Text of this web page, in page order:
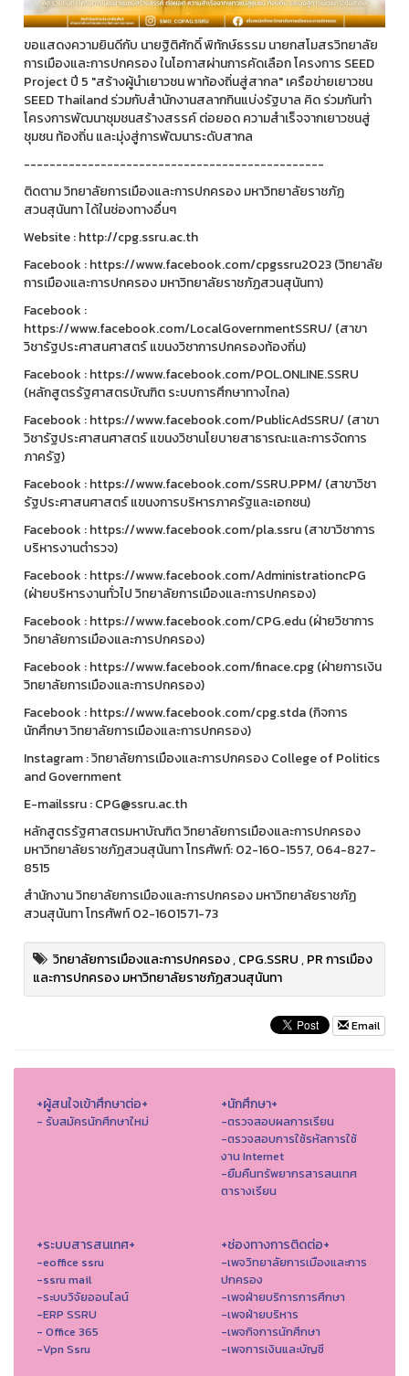
ขอแสดงความยินดีกับ นายฐิติศักดิ์ พิทักษ์ธรรม นายกสโมสรวิทยาลัย
การเมืองและการปกครอง ในโอกาสผ่านการคัดเลือก โครงการ SEED
Project ปี 5 "สร้างผู้นำเยาวชน พาท้องถิ่นสู่สากล" เครือข่ายเยาวชน
SEED Thailand ร่วมกับสำนักงานสลากกินแบ่งรัฐบาล คิด ร่วมกันทำ
โครงการพัฒนาชุมชนสร้างสรรค์ ต่อยอด ความสำเร็จจากเยาวชนสู่
ชุมชน ท้องถิ่น และมุ่งสู่การพัฒนาระดับสากล
-----------------------------------------------
ติดตาม วิทยาลัยการเมืองและการปกครอง มหาวิทยาลัยราชภัฏ
สวนสุนันทา ได้ในช่องทางอื่นๆ
Website : http://cpg.ssru.ac.th
Facebook : https://www.facebook.com/cpgssru2023 (วิทยาลัย
การเมืองและการปกครอง มหาวิทยาลัยราชภัฏสวนสุนันทา)
Facebook :
https://www.facebook.com/LocalGovernmentSSRU/ (สาขา
วิชารัฐประศาสนศาสตร์ แขนงวิชาการปกครองท้องถิ่น)
Facebook : https://www.facebook.com/POL.ONLINE.SSRU
(หลักสูตรรัฐศาสตรบัณฑิต ระบบการศึกษาทางไกล)
Facebook : https://www.facebook.com/PublicAdSSRU/ (สาขา
วิชารัฐประศาสนศาสตร์ แขนงวิชานโยบายสาธารณะและการจัดการ
ภาครัฐ)
Facebook : https://www.facebook.com/SSRU.PPM/ (สาขาวิชา
รัฐประศาสนศาสตร์ แขนงการบริหารภาครัฐและเอกชน)
Facebook : https://www.facebook.com/pla.ssru (สาขาวิชาการ
บริหารงานตำรวจ)
Facebook : https://www.facebook.com/AdministrationcPG
(ฝ่ายบริหารงานทั่วไป วิทยาลัยการเมืองและการปกครอง)
Facebook : https://www.facebook.com/CPG.edu (ฝ่ายวิชาการ
วิทยาลัยการเมืองและการปกครอง)
Facebook : https://www.facebook.com/finace.cpg (ฝ่ายการเงิน
วิทยาลัยการเมืองและการปกครอง)
Facebook : https://www.facebook.com/cpg.stda (กิจการ
นักศึกษา วิทยาลัยการเมืองและการปกครอง)
Instagram : วิทยาลัยการเมืองและการปกครอง College of Politics
and Government
E-mailssru : CPG@ssru.ac.th
หลักสูตรรัฐศาสตรมหาบัณฑิต วิทยาลัยการเมืองและการปกครอง
มหาวิทยาลัยราชภัฏสวนสุนันทา โทรศัพท์: 02-160-1557, 064-827-
8515
สำนักงาน วิทยาลัยการเมืองและการปกครอง มหาวิทยาลัยราชภัฏ
สวนสุนันทา โทรศัพท์ 02-1601571-73
วิทยาลัยการเมืองและการปกครอง,CPG.SSRU,PR การเมือง
และการปกครอง มหาวิทยาลัยราชภัฏสวนสุนันทา
Email
+ผู้สนใจเข้าศึกษาต่อ+
- รับสมัครนักศึกษาใหม่
+นักศึกษา+
-ตรวจสอบผลการเรียน
-ตรวจสอบการใช้รหัสการใช้
งาน Internet
-ยืมคืนทรัพยากรสารสนเทศ
ตารางเรียน
+ระบบสารสนเทศ+
-eoffice ssru
-ssru mail
-ระบบวิจัยออนไลน์
-ERP SSRU
- Office 365
-Vpn Ssru
+ช่องทางการติดต่อ+
-เพจวิทยาลัยการเมืองและการ
ปกครอง
-เพจฝ่ายบริการการศึกษา
-เพจฝ่ายบริหาร
-เพจกิจการนักศึกษา
-เพจการเงินและบัญชี